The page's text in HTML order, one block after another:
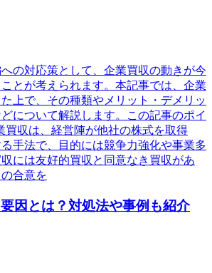
の対応策として、企業買収の動きが今
とが考えられます。本記事では、企業
上で、その種類やメリット・デメリッ
について解説します。この記事のポイ
買収は、経営陣が他社の株式を取得
手法で、目的には競争力強化や事業多
には友好的買収と同意なき買収があ
合意を
因とは？対処法や事例も紹介